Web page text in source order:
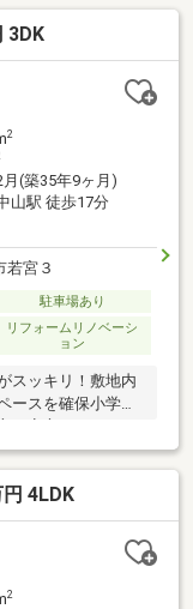
店…徒歩10分（約
）ファミリーマー
すりの福太郎市川
…徒歩５分（約
50ｍ）
3DK
2
月(築35年9ヶ月)
山駅 徒歩17分
若宮３
駐車場あり
リフォームリノベーシ
ョン
スッキリ！敷地内
ースを確保小学
間のゆとりを体感
お部屋がスッキ
のカースペースを
世代の方も安心で
4LDK
2